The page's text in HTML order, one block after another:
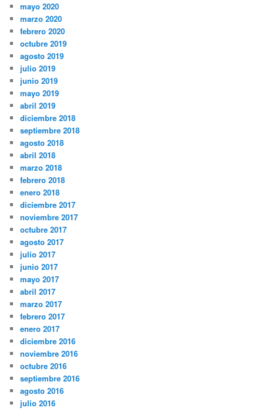
mayo 2020
marzo 2020
febrero 2020
octubre 2019
agosto 2019
julio 2019
junio 2019
mayo 2019
abril 2019
diciembre 2018
septiembre 2018
agosto 2018
abril 2018
marzo 2018
febrero 2018
enero 2018
diciembre 2017
noviembre 2017
octubre 2017
agosto 2017
julio 2017
junio 2017
mayo 2017
abril 2017
marzo 2017
febrero 2017
enero 2017
diciembre 2016
noviembre 2016
octubre 2016
septiembre 2016
agosto 2016
julio 2016